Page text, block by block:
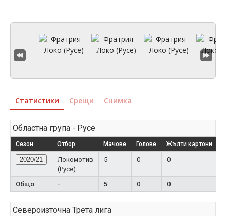
Статистики Срещи Снимка
Областна група - Русе
Сезон Отбор Мачове Голове Жълти картони
2020/21
Локомотив
(Русе)
5 0 0
Общо - 5 0 0
Североизточна Трета лига